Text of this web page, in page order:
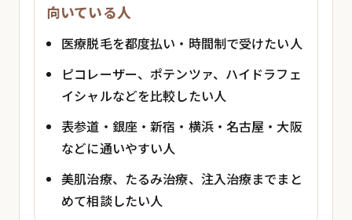
向いている人
医療脱毛を都度払い・時間制で受けたい人
ピコレーザー、ポテンツァ、ハイドラフェ
イシャルなどを比較したい人
表参道・銀座・新宿・横浜・名古屋・大阪
などに通いやすい人
美肌治療、たるみ治療、注入治療までまと
めて相談したい人